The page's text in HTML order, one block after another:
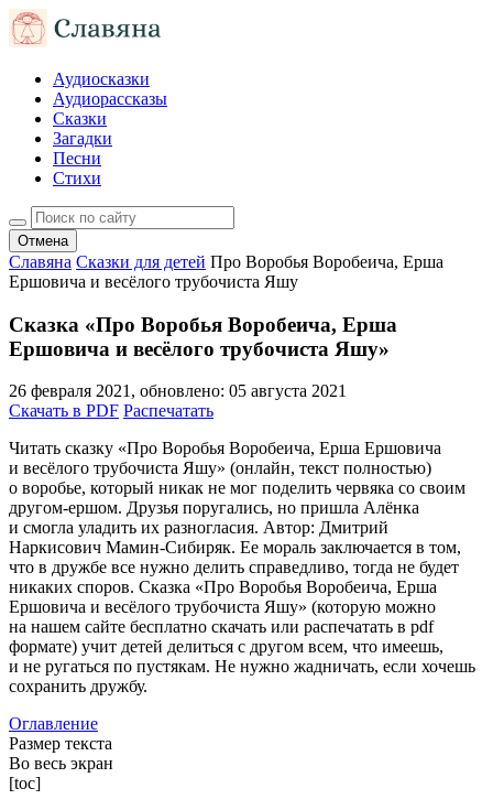
Аудиосказки
Аудиорассказы
Сказки
Загадки
Песни
Стихи
Отмена
Славяна Сказки для детей Про Воробья Воробеича, Ерша
Ершовича и весёлого трубочиста Яшу
Сказка «Про Воробья Воробеича, Ерша
Ершовича и весёлого трубочиста Яшу»
26 февраля 2021, обновлено: 05 августа 2021
Скачать в PDF Распечатать
Читать сказку «Про Воробья Воробеича, Ерша Ершовича
и весёлого трубочиста Яшу» (онлайн, текст полностью)
о воробье, который никак не мог поделить червяка со своим
другом-ершом. Друзья поругались, но пришла Алёнка
и смогла уладить их разногласия. Автор: Дмитрий
Наркисович Мамин-Сибиряк. Ее мораль заключается в том,
что в дружбе все нужно делить справедливо, тогда не будет
никаких споров. Сказка «Про Воробья Воробеича, Ерша
Ершовича и весёлого трубочиста Яшу» (которую можно
на нашем сайте бесплатно скачать или распечатать в pdf
формате) учит детей делиться с другом всем, что имеешь,
и не ругаться по пустякам. Не нужно жадничать, если хочешь
сохранить дружбу.
Оглавление
Размер текста
Во весь экран
[toc]